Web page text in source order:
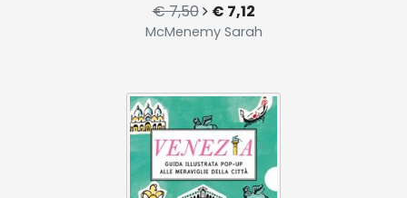
€ 7,50 € 7,12
McMenemy Sarah